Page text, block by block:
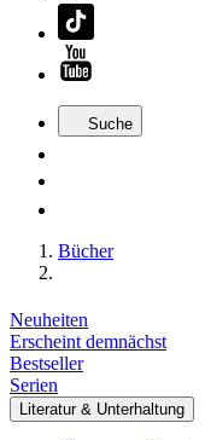
Suche
Bücher
Neuheiten
Erscheint demnächst
Bestseller
Serien
Literatur & Unterhaltung